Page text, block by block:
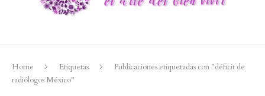
Home Etiquetas
Publicaciones etiquetadas con "déficit de
radiólogos México"